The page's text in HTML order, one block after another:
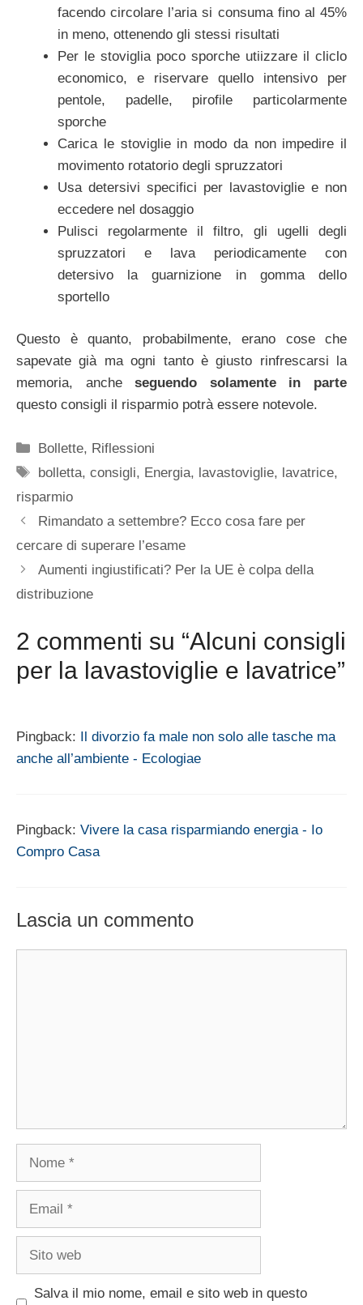
facendo circolare l’aria si consuma fino al 45%
in meno, ottenendo gli stessi risultati
Per le stoviglia poco sporche utiizzare il cliclo
economico, e riservare quello intensivo per
pentole, padelle, pirofile particolarmente
sporche
Carica le stoviglie in modo da non impedire il
movimento rotatorio degli spruzzatori
Usa detersivi specifici per lavastoviglie e non
eccedere nel dosaggio
Pulisci regolarmente il filtro, gli ugelli degli
spruzzatori e lava periodicamente con
detersivo la guarnizione in gomma dello
sportello
Questo è quanto, probabilmente, erano cose che
sapevate già ma ogni tanto è giusto rinfrescarsi la
memoria, ancheseguendo solamente in parte
questo consigli il risparmio potrà essere notevole.
Categorie
Bollette, Riflessioni
Tag
bolletta,consigli, Energia, lavastoviglie, lavatrice,
risparmio
Rimandato a settembre? Ecco cosa fare per
cercare di superare l’esame
Aumenti ingiustificati? Per la UE è colpa della
distribuzione
2 commenti su “Alcuni consigli
per la lavastoviglie e lavatrice”
Pingback: Il divorzio fa male non solo alle tasche ma
anche all’ambiente - Ecologiae
Pingback: Vivere la casa risparmiando energia - Io
Compro Casa
Lascia un commento
Salva il mio nome, email e sito web in questo